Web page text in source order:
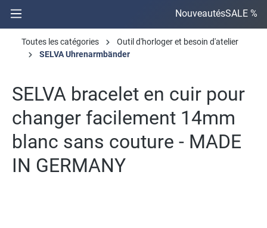
NouveautésSALE %
Toutes les catégories
Outil d'horloger et besoin d'atelier
SELVA Uhrenarmbänder
SELVA bracelet en cuir pour
changer facilement 14mm
blanc sans couture - MADE
IN GERMANY